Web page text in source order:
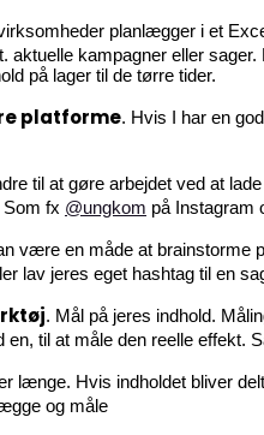
planlægger i et
aktuelle kampagner eller
på lager til de tørre tider.
platforme. Hvis I har en
til at gøre arbejdet ved at
fx @ungkom på Instagram
være en måde at brainstorme
lav jeres eget hashtag til en
. Mål på jeres indhold.
til at måle den reelle effekt.
længe. Hvis indholdet bliver
og måle